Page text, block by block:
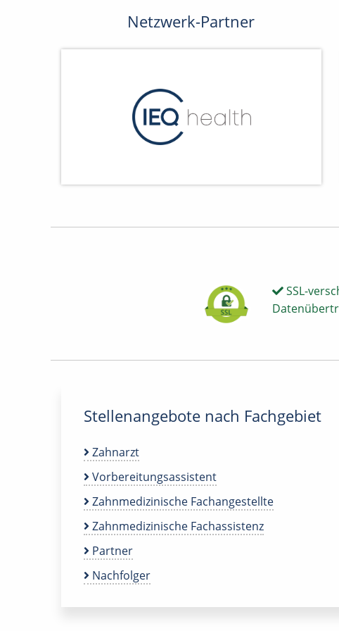
Netzwerk-Partner
SSL-
Stellenangebote nach Fachgebiet
Zahnarzt
Vorbereitungsassistent
Zahnmedizinische Fachangestellte
Zahnmedizinische Fachassistenz
Partner
Nachfolger